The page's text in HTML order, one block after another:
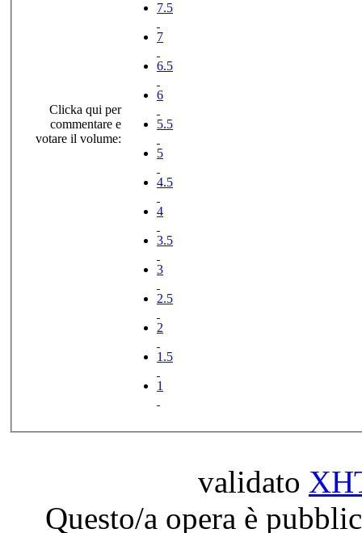
Clicka qui per
commentare e
votare il volume:
7.5
7
6.5
6
5.5
5
4.5
4
3.5
3
2.5
2
1.5
1
validato
Questo/a opera è